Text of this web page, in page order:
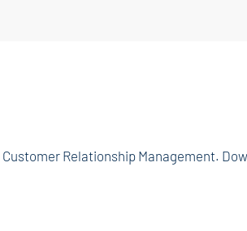
Relationship Management.